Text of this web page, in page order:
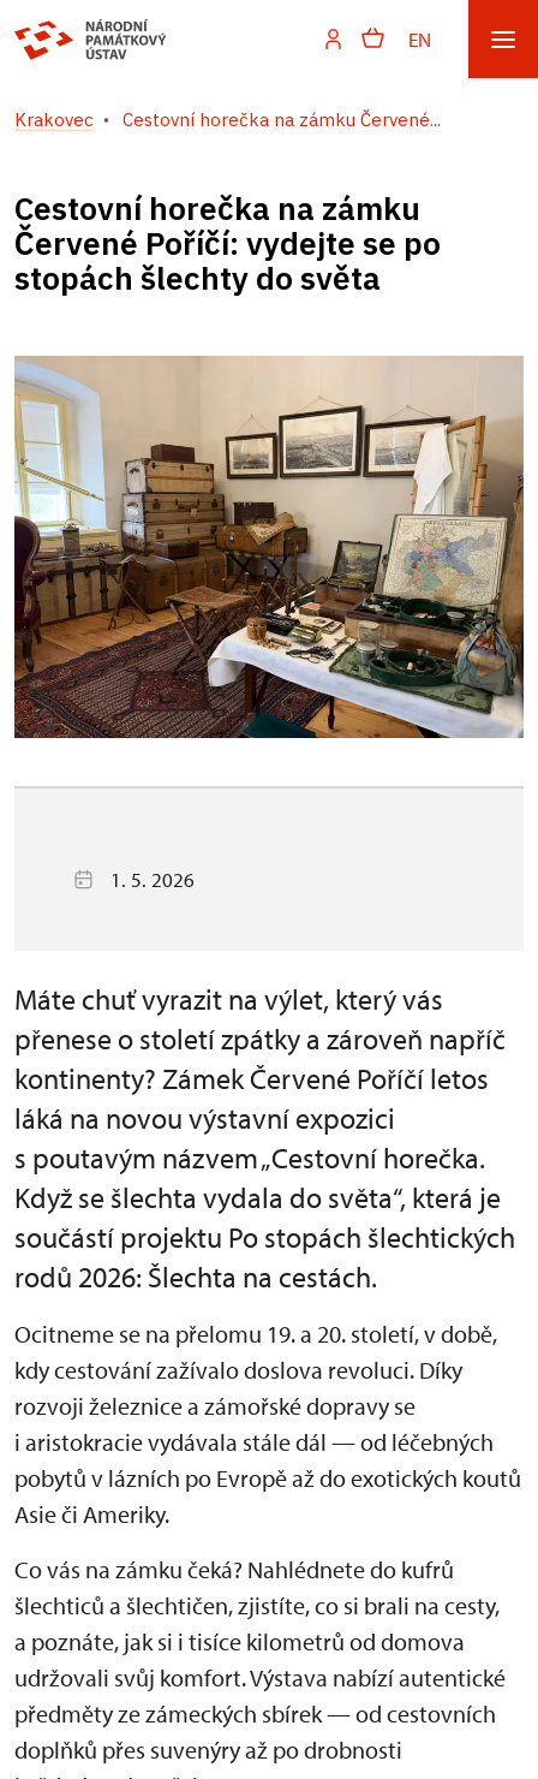
EN
Krakovec Cestovní horečka na zámku Červené...
Cestovní horečka na zámku
Červené Poříčí: vydejte se po
stopách šlechty do světa
1. 5. 2026
Máte chuť vyrazit na výlet, který vás
přenese o století zpátky a zároveň napříč
kontinenty? Zámek Červené Poříčí letos
láká na novou výstavní expozici
s poutavým názvem „Cestovní horečka.
Když se šlechta vydala do světa“, která je
součástí projektu Po stopách šlechtických
rodů 2026: Šlechta na cestách.
Ocitneme se na přelomu 19. a 20. století, v době,
kdy cestování zažívalo doslova revoluci. Díky
rozvoji železnice a zámořské dopravy se
i aristokracie vydávala stále dál — od léčebných
pobytů v lázních po Evropě až do exotických koutů
Asie či Ameriky.
Co vás na zámku čeká? Nahlédnete do kufrů
šlechticů a šlechtičen, zjistíte, co si brali na cesty,
a poznáte, jak si i tisíce kilometrů od domova
udržovali svůj komfort. Výstava nabízí autentické
předměty ze zámeckých sbírek — od cestovních
doplňků přes suvenýry až po drobnosti